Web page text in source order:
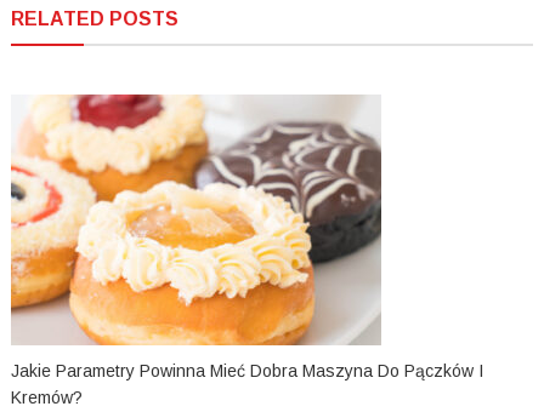
RELATED POSTS
Jakie Parametry Powinna Mieć Dobra Maszyna Do Pączków I
Kremów?